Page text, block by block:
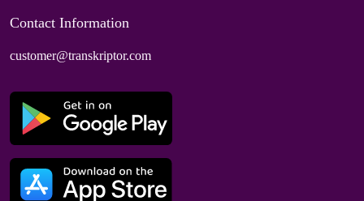
Contact Information
customer@transkriptor.com